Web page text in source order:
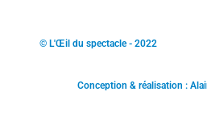
© L'Œil du spectacle - 2022
Conception & réalisation :